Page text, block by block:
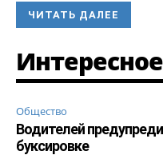
ЧИТАТЬ ДАЛЕЕ
Интересное
Общество
Водителей
буксировке